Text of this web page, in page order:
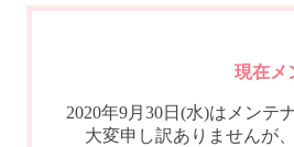
現在メ
2020年9月30日(水)はメンテ
大変申し訳ありませんが